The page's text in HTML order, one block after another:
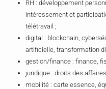
RH : développement
intéressement et
télétravail ;
digital : blockchain,
artificielle, transformation
gestion/finance : finance,
juridique : droits des
mobilité : carte essence,